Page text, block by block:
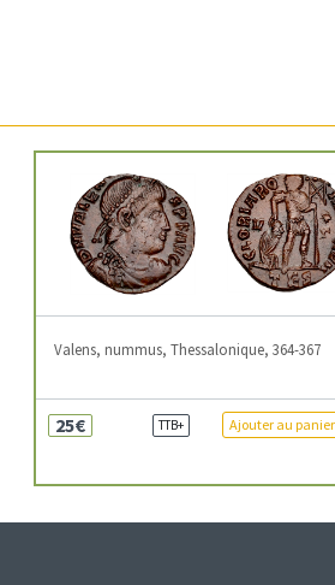
Valens, nummus, Thessalonique, 364-367
25€ TTB+ Ajouter au panier